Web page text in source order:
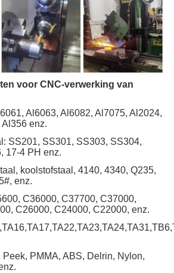
voor CNC-verwerking van
Al6063, Al6082, Al7075, Al2024,
enz.
SS201, SS301, SS303, SS304,
17-4 PH enz.
koolstofstaal, 4140, 4340, Q235,
enz.
C36000, C37700, C37000,
C26000, C24000, C22000, enz.
Peek, PMMA, ABS, Delrin, Nylon,